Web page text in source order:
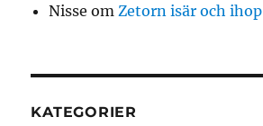
Nisse omZetorn isär och ihop
KATEGORIER